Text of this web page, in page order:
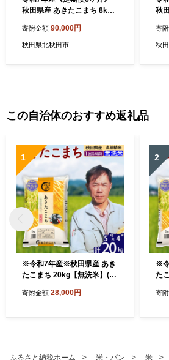
秋田県産 あきたこまち 8kg
025年産 お届け時期選べる
お届け周期調整可能 隔月に
寄附金額 90,000円
秋田県北秋田市
秋
お
寄
秋
この自治体のおすすめ返礼品
1
※令和7年産※秋田県産 あき
たこまち 20kg【無洗米】(5k
け】2025年産 お届け時期選
しい おにぎり おむすび お弁
寄附金額 28,000円
2
※
た
け
寄
ふるさと納税ホーム 米・パン
米